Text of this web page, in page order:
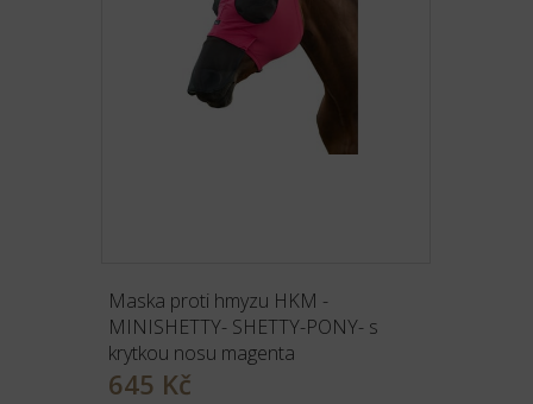
Maska proti hmyzu HKM -
MINISHETTY- SHETTY-PONY- s
krytkou nosu magenta
645 Kč